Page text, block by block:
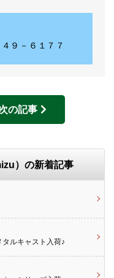
９－６１７７
の記事
）の新着記事
ルキャスト入荷♪